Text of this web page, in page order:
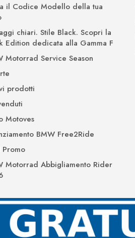
il Codice Modello della tua
chiari. Stile Black. Scopri la
Edition dedicata alla Gamma F
Motorrad Service Season
prodotti
Motoves
BMW Free2Ride
Promo
Motorrad Abbigliamento Rider